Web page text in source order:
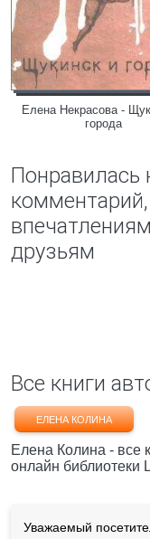
Елена Некрасова -
города
Понравилась
друзьям
Все книги
ЕЛЕНА КОЛИНА
Елена Колина - все
онлайн библиотеки
Уважаемый